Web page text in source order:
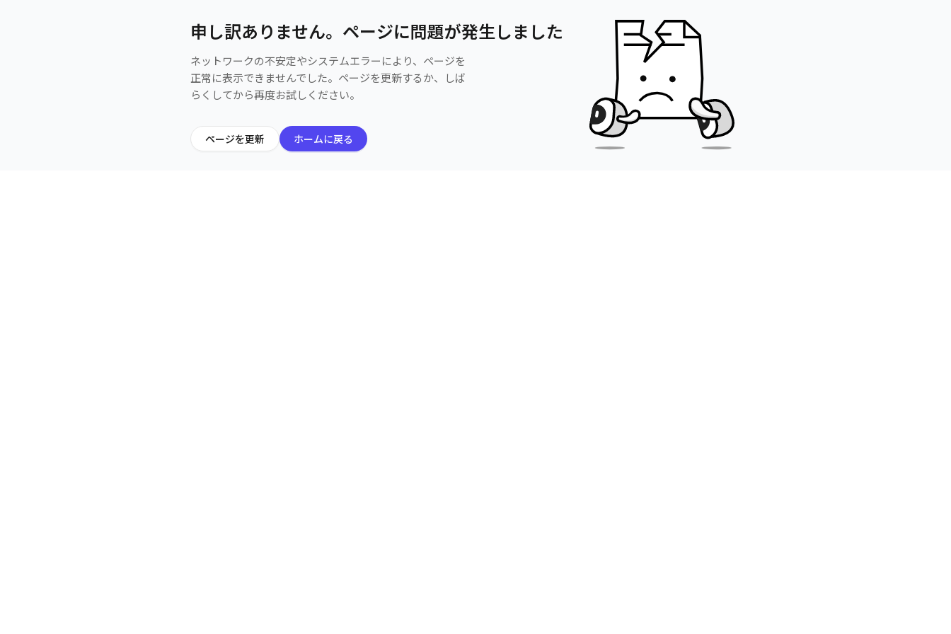
申し訳ありません。ページに問題が発生しました
ネットワークの不安定やシステムエラーにより、ページを
正常に表示できませんでした。ページを更新するか、しば
らくしてから再度お試しください。
ページを更新 ホームに戻る